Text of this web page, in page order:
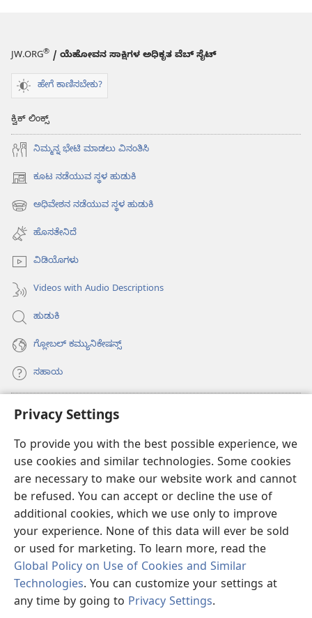
Privacy Settings
To provide you with the best possible experience, we
use cookies and similar technologies. Some cookies
are necessary to make our website work and cannot
be refused. You can accept or decline the use of
additional cookies, which we use only to improve
your experience. None of this data will ever be sold
or used for marketing. To learn more, read the
Global Policy on Use of Cookies and Similar
Technologies. You can customize your settings at
any time by going to Privacy Settings.
JW.ORG® / ಯೆಹೋವನ ಸಾಕ್ಷಿಗಳ ಅಧಿಕೃತ ವೆಬ್ ಸೈಟ್
ಹೇಗೆ ಕಾಣಿಸಬೇಕು?
ಕ್ವಿಕ್ ಲಿಂಕ್ಸ್
ನಿಮ್ಮನ್ನ ಭೇಟಿ ಮಾಡಲು ವಿನಂತಿಸಿ
ಕೂಟ ನಡೆಯುವ ಸ್ಥಳ ಹುಡುಕಿ
(opens
new
window)
ಅಧಿವೇಶನ ನಡೆಯುವ ಸ್ಥಳ ಹುಡುಕಿ
(opens
new
window)
ಹೊಸತೇನಿದೆ
ವಿಡಿಯೊಗಳು
Videos with Audio Descriptions
ಹುಡುಕಿ
ಗ್ಲೋಬಲ್‌ ಕಮ್ಯುನಿಕೇಷನ್ಸ್‌
ಸಹಾಯ
ಕಾಣಿಕೆಗಳು
(opens
window)ವಾಚ್‌ಟವರ್‌ ಆನ್‌ಲೈನ್‌ ಲೈಬ್ರರಿ
(opens
new
window)JW Hub®
(opens
new
JW ಲೈಬ್ರರಿಆ್ಯಪ್‌
Copyright© 2026 Watch Tower Bible and Tract Society of Pennsylvania.